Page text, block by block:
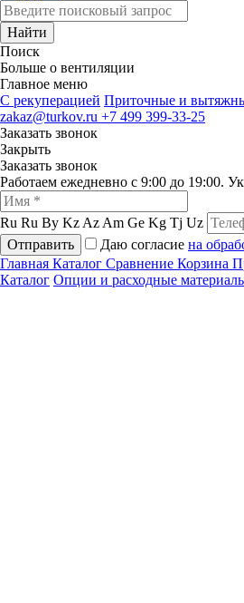
Найти
Поиск
Больше о вентиляции
Главное меню
C рекуперацией Приточные и
zakaz@turkov.ru +7 499 399-33-25
Заказать звонок
Закрыть
Заказать звонок
Работаем ежедневно с 9:00 до 19:00.
Ru Ru By Kz Az Am Ge Kg Tj Uz
Отправить
Даю согласие на
Главная Каталог Сравнение Корзина
Каталог Опции и расходные